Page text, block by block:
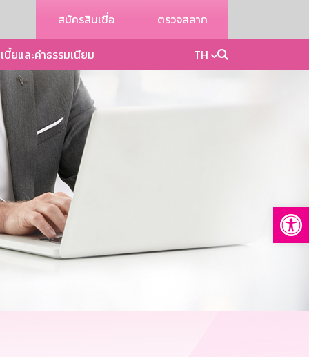
สมัครสินเชื่อ ตรวจสลาก
บี้ยและค่าธรรมเนียม TH